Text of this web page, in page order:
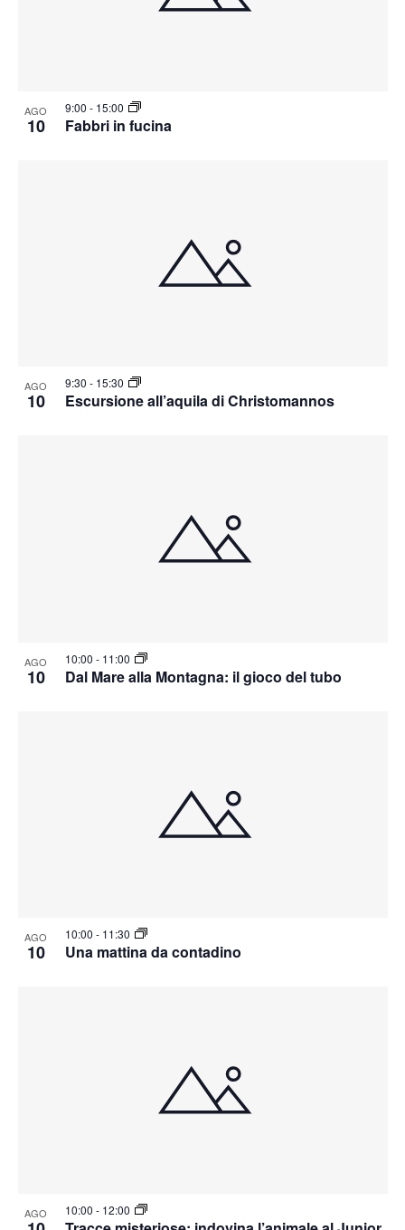
AGO
10 Fabbri in fucina
9:00 - 15:00
AGO
10 Escursione all’aquila di Christomannos
9:30 - 15:30
AGO
10 Dal Mare alla Montagna: il gioco del tubo
10:00 - 11:00
AGO
10 Una mattina da contadino
10:00 - 11:30
AGO 10:00 - 12:00